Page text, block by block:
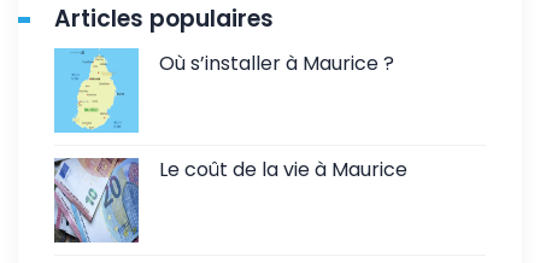
Articles populaires
Où s’installer à Maurice ?
Le coût de la vie à Maurice